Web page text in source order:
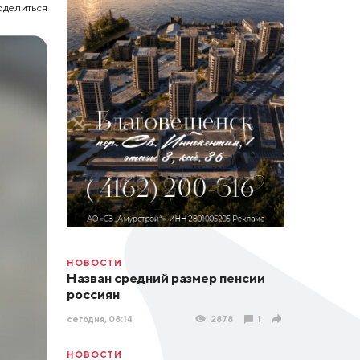
НОВОСТИ
Назван средний размер пенсии
россиян
сегодня, 08:14 2878 1
НОВОСТИ